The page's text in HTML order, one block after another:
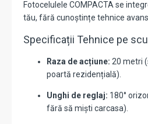
Fotocelulele COMPACTA se
tău, fără cunoștințe tehnice
Specificații Tehnice pe
Raza de acțiune: 20 metri
poartă rezidențială).
Unghi de reglaj: 180°
fără să miști carcasa).